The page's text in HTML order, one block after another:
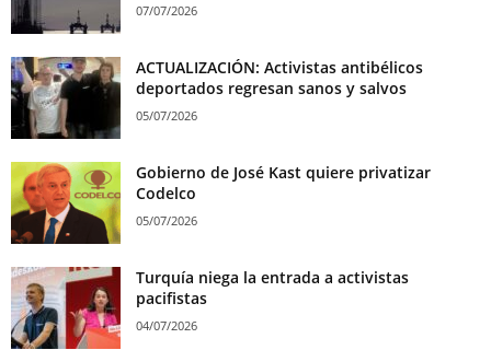
07/07/2026
ACTUALIZACIÓN: Activistas antibélicos
deportados regresan sanos y salvos
05/07/2026
Gobierno de José Kast quiere privatizar
Codelco
05/07/2026
Turquía niega la entrada a activistas
pacifistas
04/07/2026